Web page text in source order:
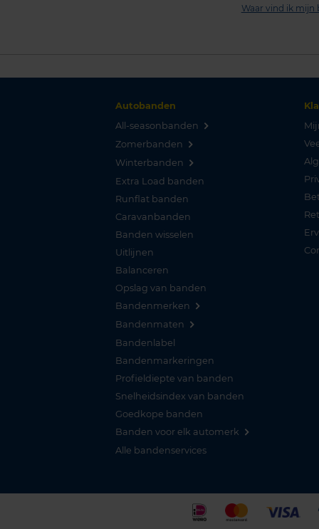
Waar vind ik mijn
Autobanden
All-seasonbanden
Zomerbanden
Winterbanden
Extra Load banden
Runflat banden
Caravanbanden
Banden wisselen
Uitlijnen
Balanceren
Opslag van banden
Bandenmerken
Bandenmaten
Bandenlabel
Bandenmarkeringen
Profieldiepte van banden
Snelheidsindex van banden
Goedkope banden
Banden voor elk automerk
Alle bandenservices